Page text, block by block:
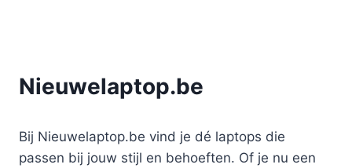
Nieuwelaptop.be
Bij Nieuwelaptop.be vind je dé laptops die
passen bij jouw stijl en behoeften. Of je nu een